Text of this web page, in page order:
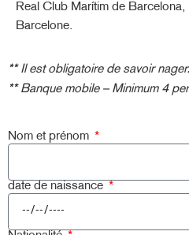
Real Club Marítim de
Barcelone.
**Il est obligatoire de savoir nager.
**Banque mobile – Minimum 4
Nom et prénom
date de naissance